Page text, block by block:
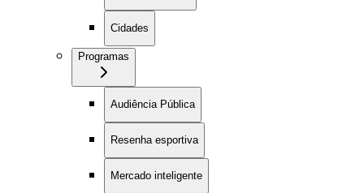
Cidades
Programas
Audiência Pública
Resenha esportiva
Mercado inteligente